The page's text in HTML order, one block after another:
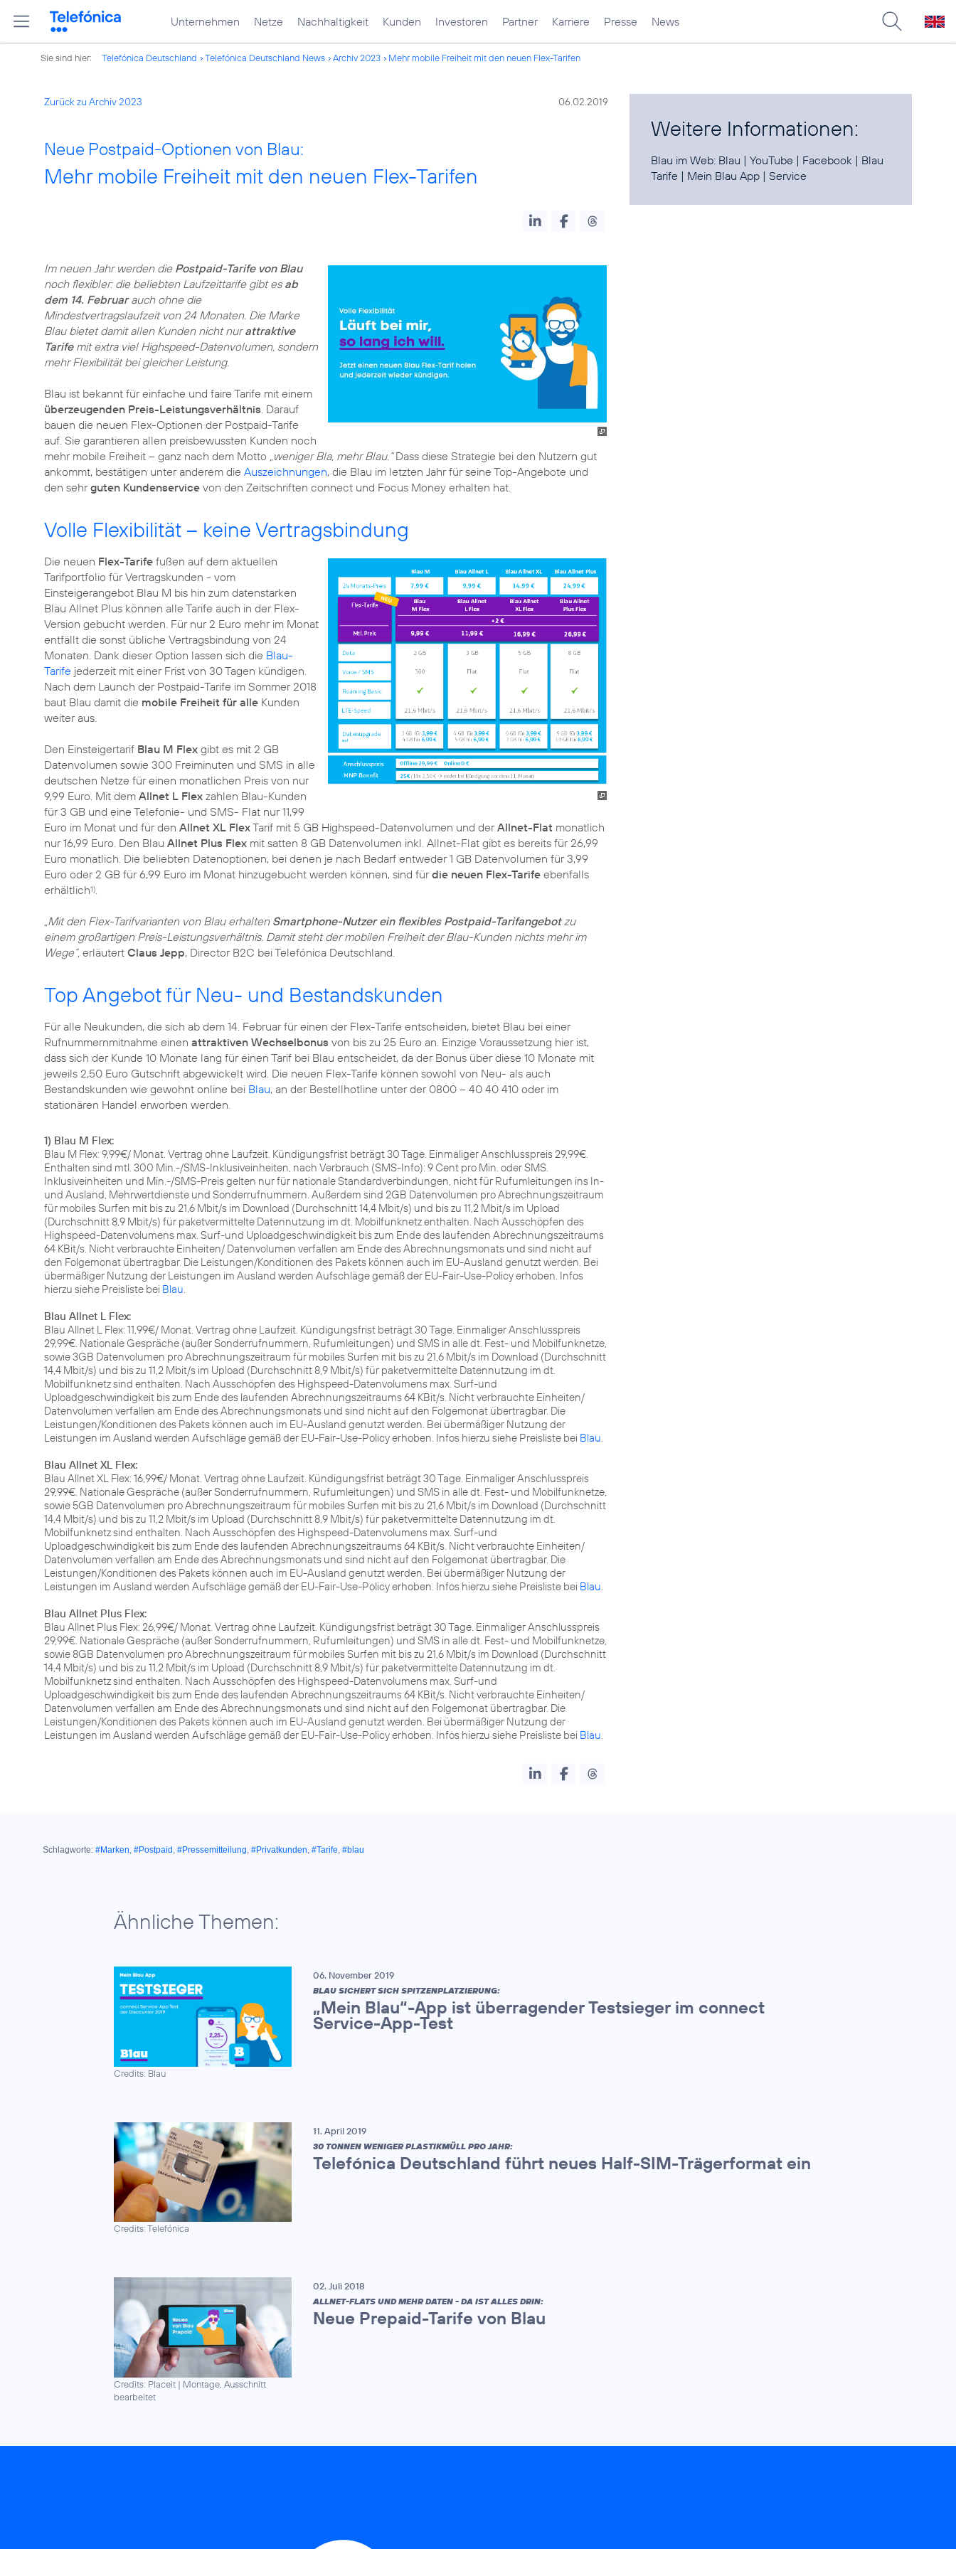
Unternehmen Netze Nachhaltigkeit Kunden Investoren Partner Karriere Presse News
Sie sind hier: Telefónica Deutschland Telefónica Deutschland News Archiv 2023 Mehr mobile Freiheit mit den neuen Flex-Tarifen
Zurück zu Archiv 2023 06.02.2019
Neue Postpaid-Optionen von Blau:
Mehr mobile Freiheit mit den neuen Flex-Tarifen
Im neuen Jahr werden die Postpaid-Tarife von Blau
noch flexibler: die beliebten Laufzeittarife gibt es ab
dem 14. Februarauch ohne die
Mindestvertragslaufzeit von 24 Monaten. Die Marke
Blau bietet damit allen Kunden nicht nurattraktive
Tarifemit extra viel Highspeed-Datenvolumen, sondern
mehr Flexibilität bei gleicher Leistung.
Blau ist bekannt für einfache und faire Tarife mit einem
überzeugenden Preis-Leistungsverhältnis. Darauf
bauen die neuen Flex-Optionen der Postpaid-Tarife
auf. Sie garantieren allen preisbewussten Kunden noch
mehr mobile Freiheit – ganz nach dem Motto „weniger Bla, mehr Blau.“Dass diese Strategie bei den Nutzern gut
ankommt, bestätigen unter anderem die Auszeichnungen, die Blau im letzten Jahr für seine Top-Angebote und
den sehrguten Kundenservice von den Zeitschriften connect und Focus Money erhalten hat.
Volle Flexibilität – keine Vertragsbindung
Die neuen Flex-Tarife fußen auf dem aktuellen
Tarifportfolio für Vertragskunden - vom
Einsteigerangebot Blau M bis hin zum datenstarken
Blau Allnet Plus können alle Tarife auch in der Flex-
Version gebucht werden. Für nur 2 Euro mehr im Monat
entfällt die sonst übliche Vertragsbindung von 24
Monaten. Dank dieser Option lassen sich die Blau-
Tarife jederzeit mit einer Frist von 30 Tagen kündigen.
Nach dem Launch der Postpaid-Tarife im Sommer 2018
baut Blau damit die mobile Freiheit für alle Kunden
weiter aus.
Den Einsteigertarif Blau M Flex gibt es mit 2 GB
Datenvolumen sowie 300 Freiminuten und SMS in alle
deutschen Netze für einen monatlichen Preis von nur
9,99 Euro. Mit dem Allnet L Flex zahlen Blau-Kunden
für 3 GB und eine Telefonie- und SMS- Flat nur 11,99
Euro im Monat und für den Allnet XL FlexTarif mit 5 GB Highspeed-Datenvolumen und derAllnet-Flat monatlich
nur 16,99 Euro. Den Blau Allnet Plus Flex mit satten 8 GB Datenvolumen inkl. Allnet-Flat gibt es bereits für 26,99
Euro monatlich. Die beliebten Datenoptionen, bei denen je nach Bedarf entweder 1 GB Datenvolumen für 3,99
Euro oder 2 GB für 6,99 Euro im Monat hinzugebucht werden können, sind fürdie neuen Flex-Tarife ebenfalls
erhältlich1).
„Mit den Flex-Tarifvarianten von Blau erhalten Smartphone-Nutzer ein flexibles Postpaid-Tarifangebotzu
einem großartigen Preis-Leistungsverhältnis. Damit steht der mobilen Freiheit der Blau-Kunden nichts mehr im
Wege“, erläutert Claus Jepp, Director B2C bei Telefónica Deutschland.
Top Angebot für Neu- und Bestandskunden
Für alle Neukunden, die sich ab dem 14. Februar für einen der Flex-Tarife entscheiden, bietet Blau bei einer
Rufnummernmitnahme einen attraktiven Wechselbonus von bis zu 25 Euro an. Einzige Voraussetzung hier ist,
dass sich der Kunde 10 Monate lang für einen Tarif bei Blau entscheidet, da der Bonus über diese 10 Monate mit
jeweils 2,50 Euro Gutschrift abgewickelt wird. Die neuen Flex-Tarife können sowohl von Neu- als auch
Bestandskunden wie gewohnt online bei Blau, an der Bestellhotline unter der 0800 – 40 40 410 oder im
stationären Handel erworben werden.
1) Blau M Flex:
Blau M Flex: 9,99€/ Monat. Vertrag ohne Laufzeit. Kündigungsfrist beträgt 30 Tage. Einmaliger Anschlusspreis 29,99€.
Enthalten sind mtl. 300 Min.-/SMS-Inklusiveinheiten, nach Verbrauch (SMS-Info): 9 Cent pro Min. oder SMS.
Inklusiveinheiten und Min.-/SMS-Preis gelten nur für nationale Standardverbindungen, nicht für Rufumleitungen ins In-
und Ausland, Mehrwertdienste und Sonderrufnummern. Außerdem sind 2GB Datenvolumen pro Abrechnungszeitraum
für mobiles Surfen mit bis zu 21,6 Mbit/s im Download (Durchschnitt 14,4 Mbit/s) und bis zu 11,2 Mbit/s im Upload
(Durchschnitt 8,9 Mbit/s) für paketvermittelte Datennutzung im dt. Mobilfunknetz enthalten. Nach Ausschöpfen des
Highspeed-Datenvolumens max. Surf-und Uploadgeschwindigkeit bis zum Ende des laufenden Abrechnungszeitraums
64 KBit/s. Nicht verbrauchte Einheiten/ Datenvolumen verfallen am Ende des Abrechnungsmonats und sind nicht auf
den Folgemonat übertragbar. Die Leistungen/Konditionen des Pakets können auch im EU-Ausland genutzt werden. Bei
übermäßiger Nutzung der Leistungen im Ausland werden Aufschläge gemäß der EU-Fair-Use-Policy erhoben. Infos
hierzu siehe Preisliste bei Blau.
Blau Allnet L Flex:
Blau Allnet L Flex: 11,99€/ Monat. Vertrag ohne Laufzeit. Kündigungsfrist beträgt 30 Tage. Einmaliger Anschlusspreis
29,99€. Nationale Gespräche (außer Sonderrufnummern, Rufumleitungen) und SMS in alle dt. Fest- und Mobilfunknetze,
sowie 3GB Datenvolumen pro Abrechnungszeitraum für mobiles Surfen mit bis zu 21,6 Mbit/s im Download (Durchschnitt
14,4 Mbit/s) und bis zu 11,2 Mbit/s im Upload (Durchschnitt 8,9 Mbit/s) für paketvermittelte Datennutzung im dt.
Mobilfunknetz sind enthalten. Nach Ausschöpfen des Highspeed-Datenvolumens max. Surf-und
Uploadgeschwindigkeit bis zum Ende des laufenden Abrechnungszeitraums 64 KBit/s. Nicht verbrauchte Einheiten/
Datenvolumen verfallen am Ende des Abrechnungsmonats und sind nicht auf den Folgemonat übertragbar. Die
Leistungen/Konditionen des Pakets können auch im EU-Ausland genutzt werden. Bei übermäßiger Nutzung der
Leistungen im Ausland werden Aufschläge gemäß der EU-Fair-Use-Policy erhoben. Infos hierzu siehe Preisliste bei Blau.
Blau Allnet XL Flex:
Blau Allnet XL Flex: 16,99€/ Monat. Vertrag ohne Laufzeit. Kündigungsfrist beträgt 30 Tage. Einmaliger Anschlusspreis
29,99€. Nationale Gespräche (außer Sonderrufnummern, Rufumleitungen) und SMS in alle dt. Fest- und Mobilfunknetze,
sowie 5GB Datenvolumen pro Abrechnungszeitraum für mobiles Surfen mit bis zu 21,6 Mbit/s im Download (Durchschnitt
14,4 Mbit/s) und bis zu 11,2 Mbit/s im Upload (Durchschnitt 8,9 Mbit/s) für paketvermittelte Datennutzung im dt.
Mobilfunknetz sind enthalten. Nach Ausschöpfen des Highspeed-Datenvolumens max. Surf-und
Uploadgeschwindigkeit bis zum Ende des laufenden Abrechnungszeitraums 64 KBit/s. Nicht verbrauchte Einheiten/
Datenvolumen verfallen am Ende des Abrechnungsmonats und sind nicht auf den Folgemonat übertragbar. Die
Leistungen/Konditionen des Pakets können auch im EU-Ausland genutzt werden. Bei übermäßiger Nutzung der
Leistungen im Ausland werden Aufschläge gemäß der EU-Fair-Use-Policy erhoben. Infos hierzu siehe Preisliste bei Blau.
Blau Allnet Plus Flex:
Blau Allnet Plus Flex: 26,99€/ Monat. Vertrag ohne Laufzeit. Kündigungsfrist beträgt 30 Tage. Einmaliger Anschlusspreis
29,99€. Nationale Gespräche (außer Sonderrufnummern, Rufumleitungen) und SMS in alle dt. Fest- und Mobilfunknetze,
sowie 8GB Datenvolumen pro Abrechnungszeitraum für mobiles Surfen mit bis zu 21,6 Mbit/s im Download (Durchschnitt
14,4 Mbit/s) und bis zu 11,2 Mbit/s im Upload (Durchschnitt 8,9 Mbit/s) für paketvermittelte Datennutzung im dt.
Mobilfunknetz sind enthalten. Nach Ausschöpfen des Highspeed-Datenvolumens max. Surf-und
Uploadgeschwindigkeit bis zum Ende des laufenden Abrechnungszeitraums 64 KBit/s. Nicht verbrauchte Einheiten/
Datenvolumen verfallen am Ende des Abrechnungsmonats und sind nicht auf den Folgemonat übertragbar. Die
Leistungen/Konditionen des Pakets können auch im EU-Ausland genutzt werden. Bei übermäßiger Nutzung der
Leistungen im Ausland werden Aufschläge gemäß der EU-Fair-Use-Policy erhoben. Infos hierzu siehe Preisliste bei Blau.
Weitere Informationen:
Blau im Web: Blau |YouTube | Facebook | Blau
Tarife | Mein Blau App |Service
Schlagworte: #Marken, #Postpaid , #Pressemitteilung, #Privatkunden, #Tarife, #blau
Ähnliche Themen:
Credits: Blau
06. November 2019
BLAU SICHERT SICH SPITZENPLATZIERUNG:
„Mein Blau“-App ist überragender Testsieger im connect
Service-App-Test
Credits: Telefónica
11. April 2019
30 TONNEN WENIGER PLASTIKMÜLL PRO JAHR:
Telefónica Deutschland führt neues Half-SIM-Trägerformat ein
Credits: Placeit | Montage, Ausschnitt
bearbeitet
02. Juli 2018
ALLNET-FLATS UND MEHR DATEN - DA IST ALLES DRIN:
Neue Prepaid-Tarife von Blau